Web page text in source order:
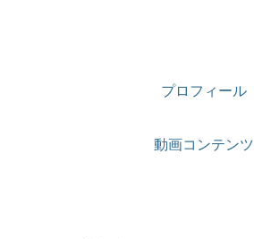
プロフィール
動画コンテンツ